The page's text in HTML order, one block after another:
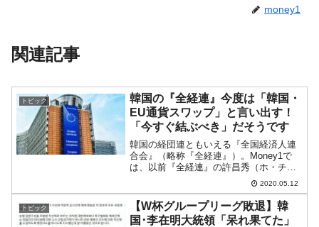
money1
関連記事
トピック
韓国の『全経連』今度は「韓国・
EU通貨スワップ」と言い出す！
「今すぐ結ぶべき」だそうです
韓国の経団連ともいえる『全国経済人連
合会』（略称『全経連』）。Money1で
は、以前『全経連』の許昌秀（ホ・チャ
ンス）会長が、「長期的にアメリカ、
EU、日本などの主要基軸通貨国（原文マ
マ）と無期限・無制限の通貨スワップを
締結する必要があり、...
2020.05.12
トピック
【W杯グループリーグ敗退】韓
国･李在明大統領「呆れ果てた」